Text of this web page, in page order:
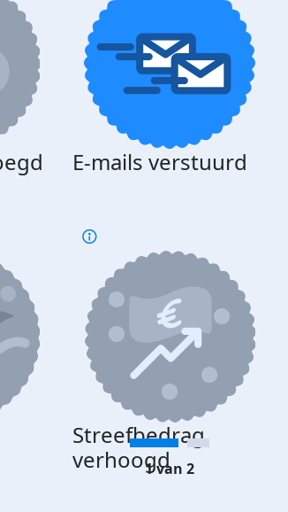
E-mails verstuurd
Streefbedrag
verhoogd1 van 2